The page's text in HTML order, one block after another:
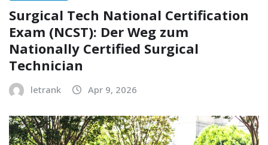
Surgical Tech National Certification
Exam (NCST): Der Weg zum
Nationally Certified Surgical
Technician
letrank Apr 9, 2026